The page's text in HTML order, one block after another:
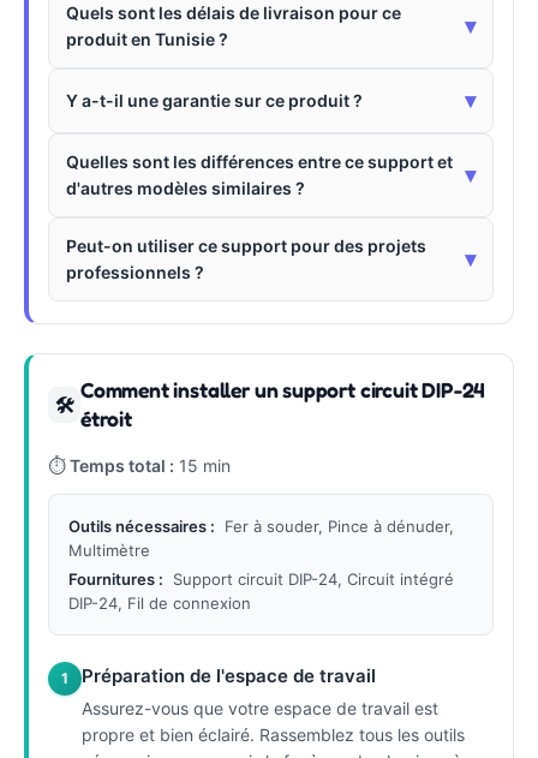
Quels sont les délais de livraison pour ce
produit en Tunisie ?
▾
Y a-t-il une garantie sur ce produit ? ▾
Quelles sont les différences entre ce support et
d'autres modèles similaires ?
▾
Peut-on utiliser ce support pour des projets
professionnels ?
▾
🛠
Comment installer un support circuit DIP-24
étroit
⏱Temps total : 15 min
Outils nécessaires :
Fer à souder, Pince à dénuder,
Multimètre
Fournitures :
Support circuit DIP-24, Circuit intégré
DIP-24, Fil de connexion
1 Préparation de l'espace de travail
Assurez-vous que votre espace de travail est
propre et bien éclairé. Rassemblez tous les outils